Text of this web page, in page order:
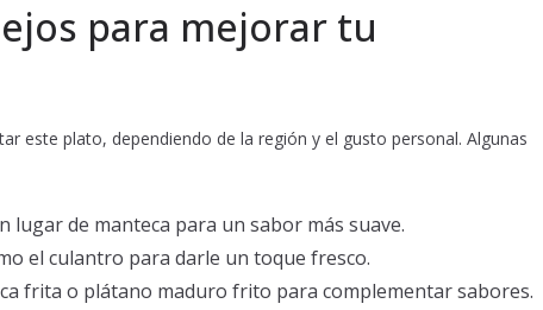
para mejorar tu
este plato, dependiendo de la región y el gusto personal. Algunas
lugar de manteca para un sabor más suave.
el culantro para darle un toque fresco.
frita o plátano maduro frito para complementar sabores.